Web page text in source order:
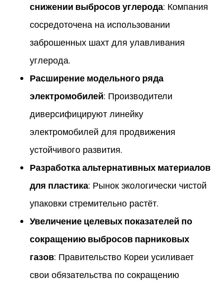
снижении выбросов углерода: Компания
сосредоточена на использовании
заброшенных шахт для улавливания
углерода.
Расширение модельного ряда
электромобилей: Производители
диверсифицируют линейку
электромобилей для продвижения
устойчивого развития.
Разработка альтернативных материалов
для пластика: Рынок экологически чистой
упаковки стремительно растёт.
Увеличение целевых показателей по
сокращению выбросов парниковых
газов: Правительство Кореи усиливает
свои обязательства по сокращению